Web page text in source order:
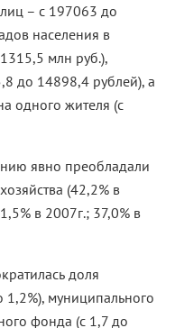
– с 197063 до
населения в
млн руб.),
до 14898,4 рублей), а
одного жителя (с
явно преобладали
(42,2% в
в 2007г.; 37,0% в
доля
1,2%), муниципального
фонда (с 1,7 до